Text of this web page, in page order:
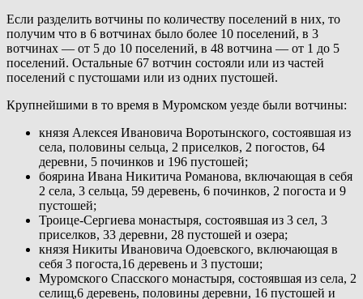
Если разделить вотчины по количеству поселений в них, то
получим что в 6 вотчинах было более 10 поселений, в 3
вотчинах — от 5 до 10 поселений, в 48 вотчина — от 1 до 5
поселений. Остальные 67 вотчин состояли или из частей
поселений с пустошами или из одних пустошей.
Крупнейшими в то время в Муромском уезде были вотчины:
князя Алексея Ивановича Воротынского, состоявшая из
села, половины сельца, 2 приселков, 2 погостов, 64
деревни, 5 починков и 196 пустошей;
боярина Ивана Никитича Романова, включающая в себя
2 села, 3 сельца, 59 деревень, 6 починков, 2 погоста и 9
пустошей;
Троице-Сергиева монастыря, состоявшая из 3 сел, 3
приселков, 33 деревни, 28 пустошей и озера;
князя Никиты Ивановича Одоевского, включающая в
себя 3 погоста,16 деревень и 3 пустоши;
Муромского Спасского монастыря, состоявшая из села, 2
селищ,6 деревень, половины деревни, 16 пустошей и